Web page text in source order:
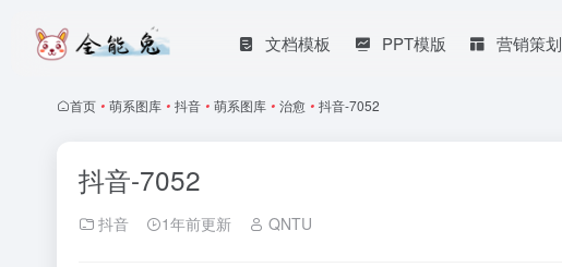
文档模板 PPT模版 营销策划
首页 • 萌系图库 • 抖音 • 萌系图库 • 治愈 • 抖音-7052
抖音-7052
抖音 1年前更新 QNTU